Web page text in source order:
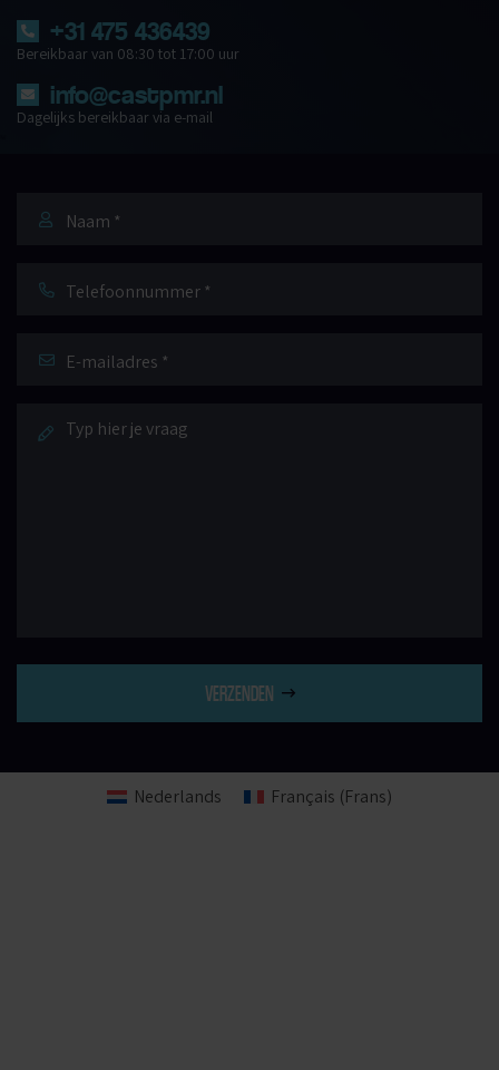
+31 475 436439
Bereikbaar van 08:30 tot 17:00 uur
info@castpmr.nl
Dagelijks bereikbaar via e-mail
mailadres *
VERZENDEN
Nederlands Français (Frans)